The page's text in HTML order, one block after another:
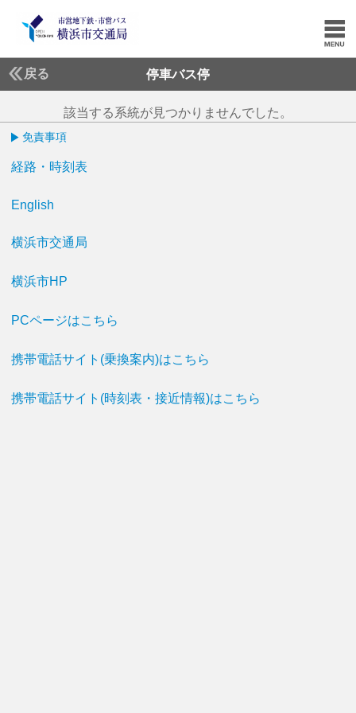
戻る 停車バス停
該当する系統が見つかりませんでした。
免責事項
経路・時刻表
English
横浜市交通局
横浜市HP
PCページはこちら
携帯電話サイト(乗換案内)はこちら
携帯電話サイト(時刻表・接近情報)はこちら